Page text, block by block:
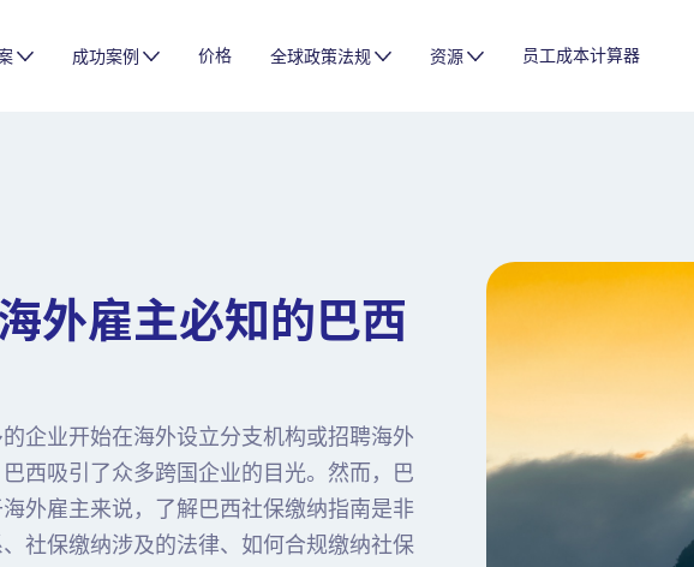
成功案例 价格 全球政策法规 资源 员工成本计算器
外雇主必知的巴西
企业开始在海外设立分支机构或招聘海外
西吸引了众多跨国企业的目光。然而，巴
外雇主来说，了解巴西社保缴纳指南是非
社保缴纳涉及的法律、如何合规缴纳社保